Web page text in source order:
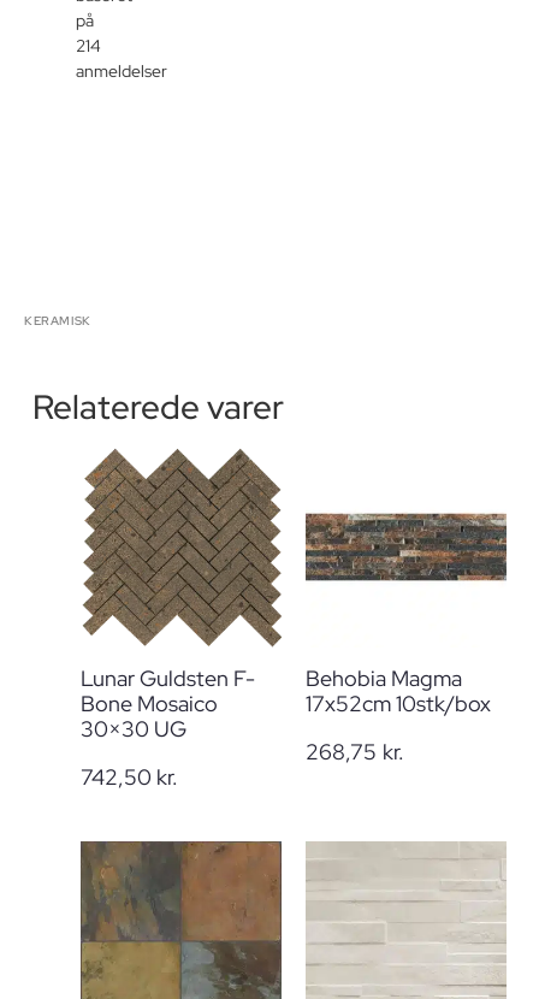
KERAMISK
på
214
anmeldelser
Relaterede varer
Lunar Guldsten F-
Bone Mosaico
30×30 UG
742,50 kr.
Behobia Magma
17x52cm 10stk/box
268,75 kr.